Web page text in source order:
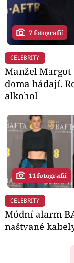
7 fotografií
CELEBRITY
Manžel Margot
doma hádají.
alkohol
11 fotografií
CELEBRITY
Módní alarm
naštvané